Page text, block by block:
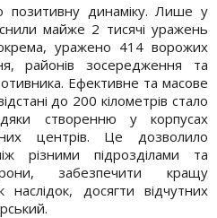
динаміку. Лише у
майже 2 тисячі уражень
уражено 414 ворожих
районів зосередження та
Ефективне та масове
до 200 кілометрів стало
створенню у корпусах
центрів. Це дозволило
різними підрозділами та
забезпечити кращу
досягти відчутних